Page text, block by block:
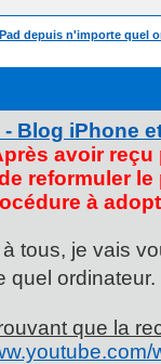
depuis n'importe quel
Blog iPhone
avoir
reformuler
à
tous, je vais
quel
que la